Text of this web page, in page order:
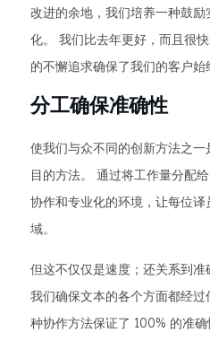
改进的余地，我们培养一种鼓
化。 我们比去年更好，而且很
的不懈追求确保了我们的客户始
分工确保准确性
使我们与众不同的创新方法之
目的方法。 通过将工作量分配
协作和专业化的环境，让每位
域。
但这不仅仅是速度；还关系到准
我们确保文本的各个方面都经
种协作方法保证了 100% 的准